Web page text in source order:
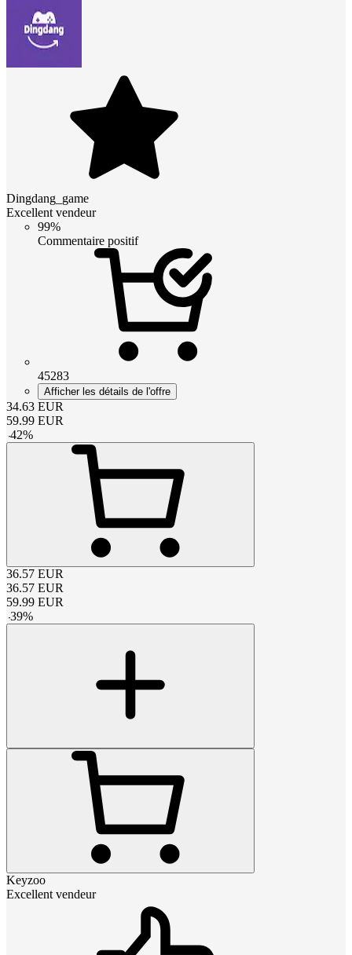
Dingdang_game
Excellent vendeur
99%
Commentaire positif
45283
Afficher les détails de l'offre
34.63 EUR
59.99 EUR
-42%
36.57 EUR
36.57 EUR
59.99 EUR
-39%
Keyzoo
Excellent vendeur